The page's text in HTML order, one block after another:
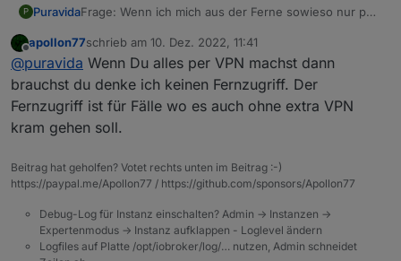
P PuravidaFrage: Wenn ich mich aus der Ferne sowieso nur per
brauche ich keinen Fernzugriff, richtig?
Oder kann der Fernzugriff irgendwas zusätzlich?
Danke!
apollon77schrieb am 10. Dez. 2022, 11:41
zuletzt editiert von
@puravida Wenn Du alles per VPN machst dann
brauchst du denke ich keinen Fernzugriff. Der
Fernzugriff ist für Fälle wo es auch ohne extra VPN
kram gehen soll.
Beitrag hat geholfen? Votet rechts unten im Beitrag :-)
https://paypal.me/Apollon77 / https://github.com/sponsors/Apollon77
Debug-Log für Instanz einschalten? Admin -> Instanzen ->
Expertenmodus -> Instanz aufklappen - Loglevel ändern
Logfiles auf Platte /opt/iobroker/log/… nutzen, Admin schneidet